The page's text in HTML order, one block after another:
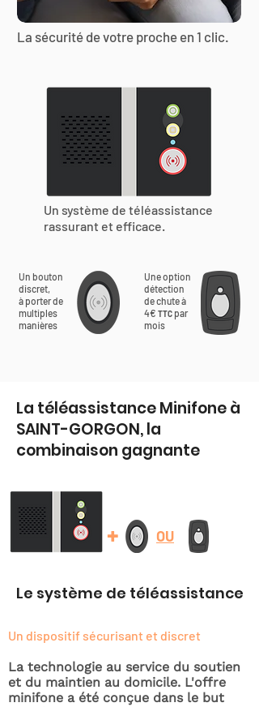
La sécurité de votre proche en 1 clic.
Un système de téléassistance
rassurant et efficace.
Un bouton
discret,
à porter de
multiples
manières
Une option
détection
de chute à
4€ TTC par
mois
La téléassistance Minifone à
SAINT-GORGON, la
combinaison gagnante
+ OU
Le système de téléassistance
Un dispositif sécurisant et discret
La technologie au service du soutien
et du maintien au domicile. L'offre
minifone a été conçue dans le but